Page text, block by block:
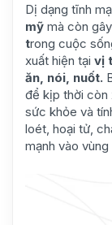
Dị dạng tĩnh
mỹ mà còn
trong cuộc
xuất hiện tại vị
ăn, nói, nuốt.
để kịp thời còn
sức khỏe và
loét, hoại tử,
mạnh vào